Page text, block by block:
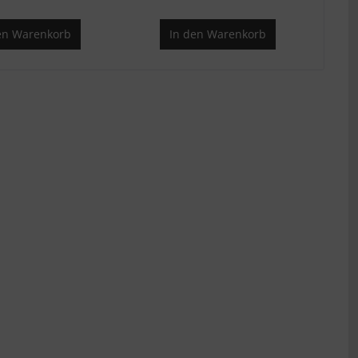
Warenkorb In den Warenkorb